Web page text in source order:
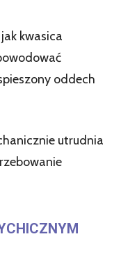
kwasica
oddech
utrudnia